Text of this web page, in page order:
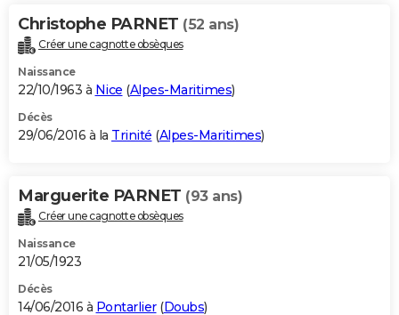
Christophe PARNET (52 ans)
Créer une cagnotte obsèques
Naissance
22/10/1963 à Nice (Alpes-Maritimes)
Décès
29/06/2016 à la Trinité (Alpes-Maritimes)
Marguerite PARNET (93 ans)
Créer une cagnotte obsèques
Naissance
21/05/1923
Décès
14/06/2016 à Pontarlier(Doubs)